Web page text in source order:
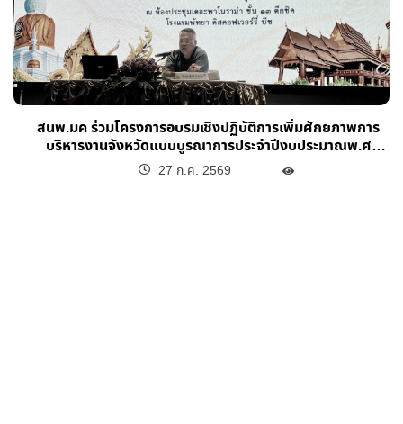
สนพ.มค ร่วมโครงการอบรมเชิงปฏิบัติการเพิ่มศักยภาพการ
บริหารงานจังหวัดแบบบูรณาการประจำปีงบประมาณพ.ศ
25569 จังหวัดมหาสารคาม
27 ก.ค. 2569